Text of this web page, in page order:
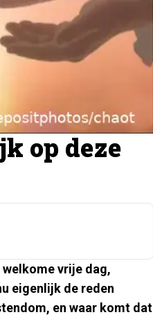
op deze
vrije dag,
eigenlijk de reden
en waar komt dat